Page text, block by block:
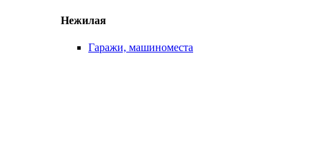
Нежилая
Гаражи, машиноместа